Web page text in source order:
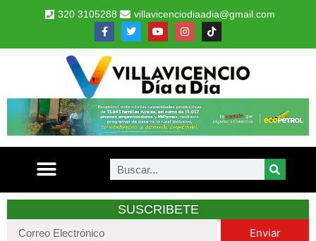
320 3105288 villavicenciodiaadia@gmail.com
SUSCRIBETE
Enviar